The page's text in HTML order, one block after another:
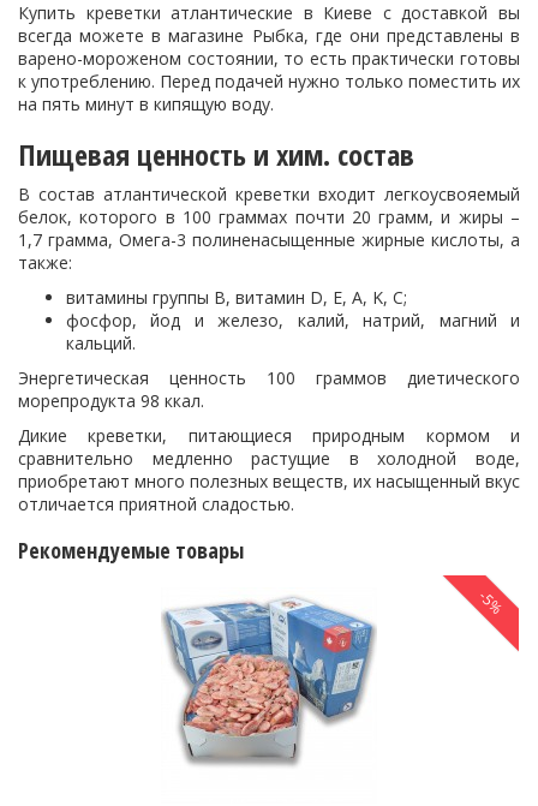
Купить креветки атлантические в Киеве с доставкой вы
всегда можете в магазине Рыбка, где они представлены в
варено-мороженом состоянии, то есть практически готовы
к употреблению. Перед подачей нужно только поместить их
на пять минут в кипящую воду.
Пищевая ценность и хим. состав
В состав атлантической креветки входит легкоусвояемый
белок, которого в 100 граммах почти 20 грамм, и жиры –
1,7 грамма, Омега-3 полиненасыщенные жирные кислоты, а
также:
витамины группы B, витамин D, E, А, K, С;
фосфор, йод и железо, калий, натрий, магний и
кальций.
Энергетическая ценность 100 граммов диетического
морепродукта 98 ккал.
Дикие креветки, питающиеся природным кормом и
сравнительно медленно растущие в холодной воде,
приобретают много полезных веществ, их насыщенный вкус
отличается приятной сладостью.
Рекомендуемые товары
-5%